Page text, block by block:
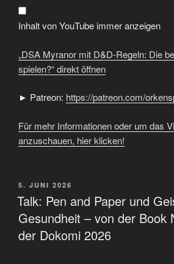
Die
beste
Art,
Myranor
spielen?“
von
YouTube
anzeigen
Inhalt von YouTube immer anzeigen
„DSA Myranor mit D&D-Regeln: Die
spielen?“ direkt öffnen
► Patreon: https://patreon.com/
Für mehr Informationen oder um das
anzuschauen, hier klicken!
VERÖFFENTLICHT
AM
5. JUNI 2026
Talk: Pen and Paper und
Gesundheit – von der Book
der Dokomi 2026